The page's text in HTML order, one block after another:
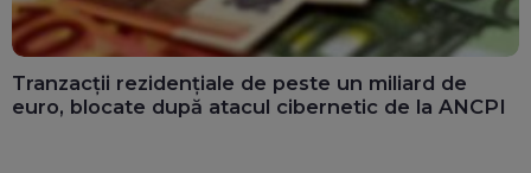
Tranzacții rezidențiale de peste un miliard de
euro, blocate după atacul cibernetic de la ANCPI